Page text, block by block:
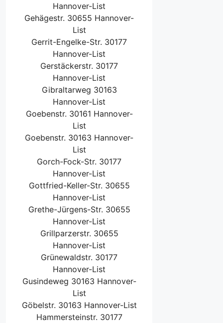
Hannover-List
Gehägestr. 30655 Hannover-
List
Gerrit-Engelke-Str. 30177
Hannover-List
Gerstäckerstr. 30177
Hannover-List
Gibraltarweg 30163
Hannover-List
Goebenstr. 30161 Hannover-
List
Goebenstr. 30163 Hannover-
List
Gorch-Fock-Str. 30177
Hannover-List
Gottfried-Keller-Str. 30655
Hannover-List
Grethe-Jürgens-Str. 30655
Hannover-List
Grillparzerstr. 30655
Hannover-List
Grünewaldstr. 30177
Hannover-List
Gusindeweg 30163 Hannover-
List
Göbelstr. 30163 Hannover-List
Hammersteinstr. 30177